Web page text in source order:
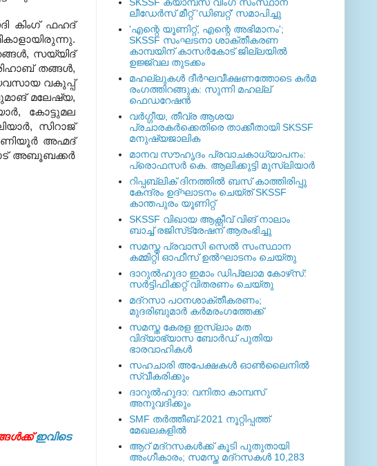
കിംഗ് ഫഹദ്
.
, സയ്യിദ്
തങ്ങള്‍,
വകുപ്പ്
മലേഷ്യ,
, കോട്ടുമല
, സിറാജ്
അഹ്മദ്
അബൂബക്കര്‍
ഇവിടെ
SKSSF ക്യാമ്പസ് വിംഗ് സംസ്ഥാന
ലീഡേർസ് മീറ്റ് 'ഡിബറ്റ്' സമാപിച്ചു
'എന്റെ യൂണിറ്റ്, എന്റെ അഭിമാനം';
SKSSF സംഘടനാ ശാക്തീകരണ
കാമ്പയിന് കാസര്‍കോട് ജില്ലയില്‍
ഉജ്ജ്വല തുടക്കം
മഹല്ലുകള്‍ ദീര്‍ഘവീക്ഷണത്തോടെ കര്‍മ
രംഗത്തിറങ്ങുക: സുന്നി മഹല്ല്
ഫെഡറേഷന്‍
വര്‍ഗ്ഗീയ, തീവ്ര ആശയ
പ്രചാരകര്‍ക്കെതിരെ താക്കീതായി SKSSF
മനുഷ്യജാലിക
മാനവ സൗഹൃദം പ്രവാചകാധ്യാപനം:
പ്രൊഫസർ കെ. ആലിക്കുട്ടി മുസ്ലിയാർ
റിപ്പബ്ലിക് ദിനത്തില്‍ ബസ് കാത്തിരിപ്പു
കേന്ദ്രം ഉദ്ഘാടനം ചെയ്ത്‌ SKSSF
കാന്തപുരം യൂണിറ്റ്
SKSSF വിഖായ ആക്റ്റീവ് വിങ് നാലാം
ബാച്ച് രജിസ്‌ട്രേഷന് ആരംഭിച്ചു
സമസ്ത പ്രവാസി സെല്‍ സംസ്ഥാന
കമ്മിറ്റി ഓഫീസ് ഉല്‍ഘാടനം ചെയ്തു
ദാറുല്‍ഹുദാ ഇമാം ഡിപ്ലോമ കോഴ്‌സ്:
സര്‍ട്ടിഫിക്കറ്റ് വിതരണം ചെയ്തു
മദ്‌റസാ പഠനശാക്തീകരണം;
മുദരിബുമാര്‍ കര്‍മരംഗത്തേക്ക്
സമസ്ത കേരള ഇസ്ലാം മത
വിദ്യാഭ്യാസ ബോര്‍ഡ് പുതിയ
ഭാരവാഹികള്‍
സഹചാരി അപേക്ഷകൾ ഓൺലൈനിൽ
സ്വീകരിക്കും
ദാറുല്‍ഹുദാ: വനിതാ കാമ്പസ്
അനുവദിക്കും
SMF തര്‍ത്തീബ്-2021 നൂറ്റിപ്പത്ത്
മേഖലകളില്‍
ആറ് മദ്റസകള്‍ക്ക് കൂടി പുതുതായി
അംഗീകാരം; സമസ്ത മദ്റസകള്‍ 10,283